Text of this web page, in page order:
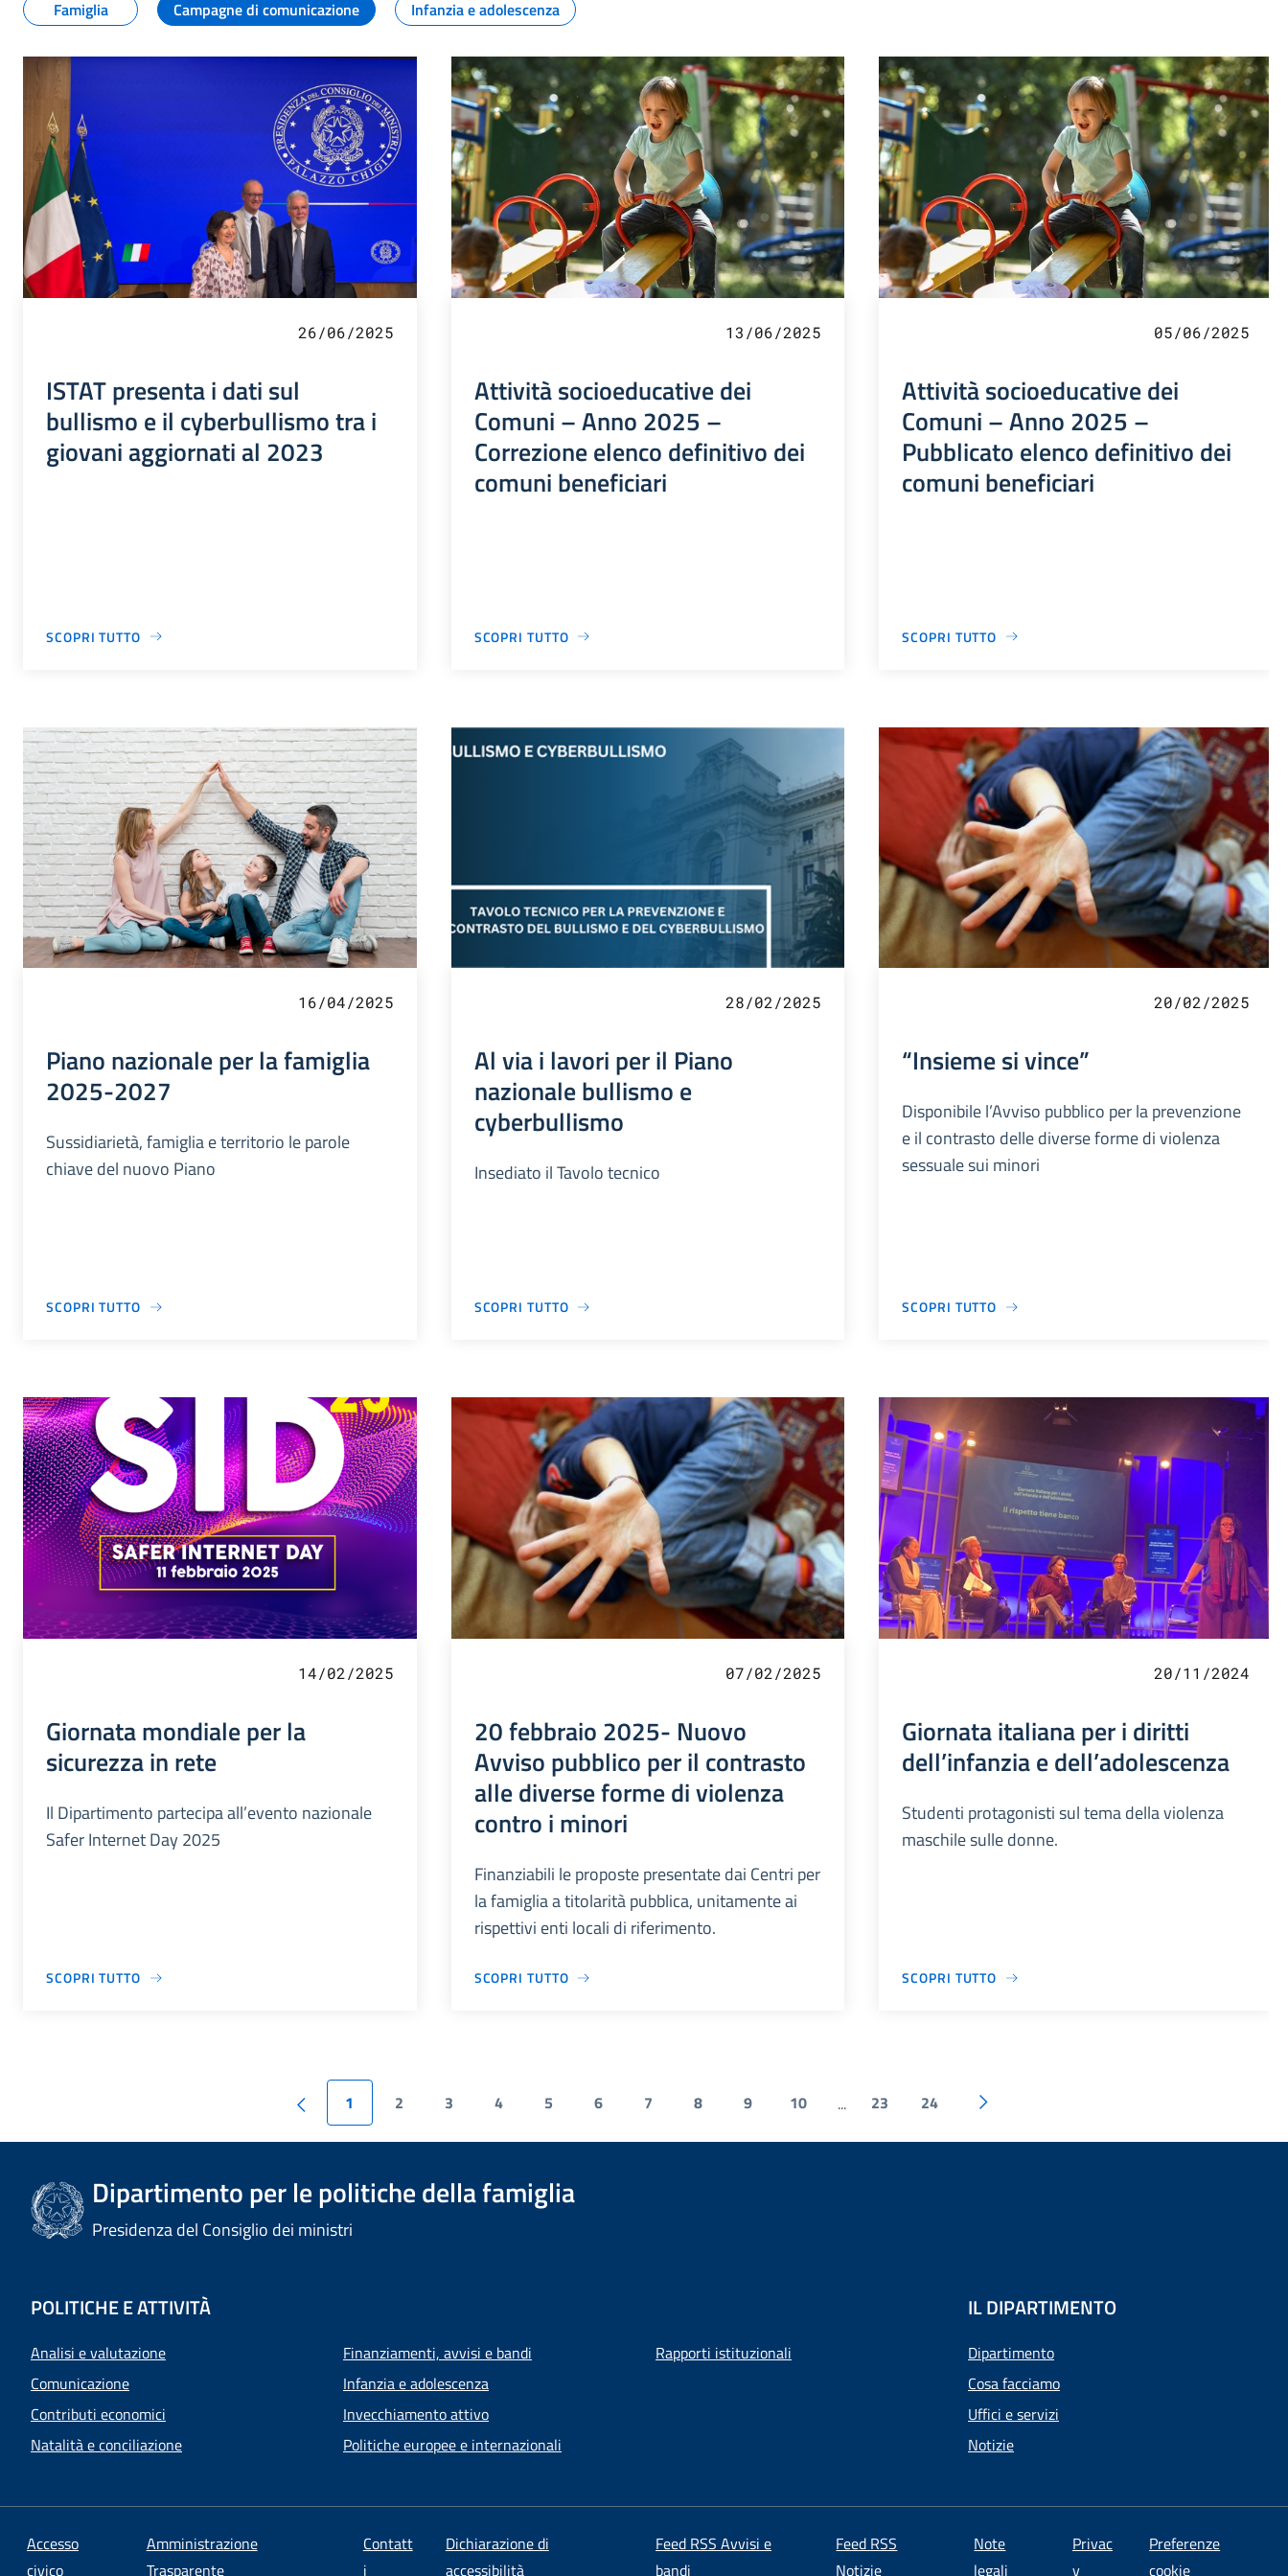
Famiglia
Campagne di comunicazione Infanzia e adolescenza
26/06/2025
ISTAT presenta i dati sul
bullismo e il cyberbullismo tra i
giovani aggiornati al 2023
SCOPRI TUTTO
13/06/2025
Attività socioeducative dei
Comuni – Anno 2025 –
Correzione elenco definitivo dei
comuni beneficiari
SCOPRI TUTTO
05/06/2025
Attività socioeducative dei
Comuni – Anno 2025 –
Pubblicato elenco definitivo dei
comuni beneficiari
SCOPRI TUTTO
16/04/2025
Piano nazionale per la famiglia
2025-2027
Sussidiarietà, famiglia e territorio le parole
chiave del nuovo Piano
SCOPRI TUTTO
28/02/2025
Al via i lavori per il Piano
nazionale bullismo e
cyberbullismo
Insediato il Tavolo tecnico
SCOPRI TUTTO
20/02/2025
“Insieme si vince”
Disponibile l’Avviso pubblico per la prevenzione
e il contrasto delle diverse forme di violenza
sessuale sui minori
SCOPRI TUTTO
14/02/2025
Giornata mondiale per la
sicurezza in rete
Il Dipartimento partecipa all’evento nazionale
Safer Internet Day 2025
SCOPRI TUTTO
07/02/2025
20 febbraio 2025- Nuovo
Avviso pubblico per il contrasto
alle diverse forme di violenza
contro i minori
Finanziabili le proposte presentate dai Centri per
la famiglia a titolarità pubblica, unitamente ai
rispettivi enti locali di riferimento.
SCOPRI TUTTO
20/11/2024
Giornata italiana per i diritti
dell’infanzia e dell’adolescenza
Studenti protagonisti sul tema della violenza
maschile sulle donne.
SCOPRI TUTTO
1 2 3 4 5 6 7 8 9 10 ... 23 24
Dipartimento per le politiche della famiglia
Presidenza del Consiglio dei ministri
POLITICHE E ATTIVITÀ
Analisi e valutazione
Comunicazione
Contributi economici
Natalità e conciliazione
Finanziamenti, avvisi e bandi
Infanzia e adolescenza
Invecchiamento attivo
Politiche europee e internazionali
Rapporti istituzionali
IL DIPARTIMENTO
Dipartimento
Cosa facciamo
Uffici e servizi
Notizie
Accesso
civico
Amministrazione
Trasparente
Contatt
i
Dichiarazione di
accessibilità
Feed RSS Avvisi e
bandi
Feed RSS
Notizie
Note
legali
Privac
y
Preferenze
cookie